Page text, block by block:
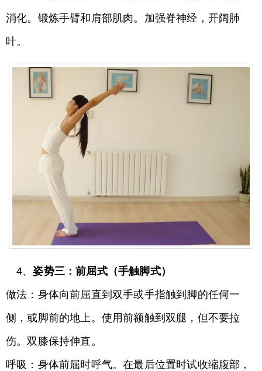
消化。锻炼手臂和肩部肌肉。加强脊神经，开阔肺
叶。
4、姿势三：前屈式（手触脚式）
做法：身体向前屈直到双手或手指触到脚的任何一
侧，或脚前的地上。使用前额触到双腿，但不要拉
伤。双膝保持伸直。
呼吸：身体前屈时呼气。在最后位置时试收缩腹部，